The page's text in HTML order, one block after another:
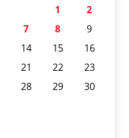
1
2
7 8
9
14 15
16
21 22
23
28 29
30